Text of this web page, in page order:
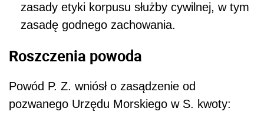
zasady etyki korpusu służby cywilnej, w tym
zasadę godnego zachowania.
Roszczenia powoda
Powód P. Z. wniósł o zasądzenie od
pozwanego Urzędu Morskiego w S. kwoty: